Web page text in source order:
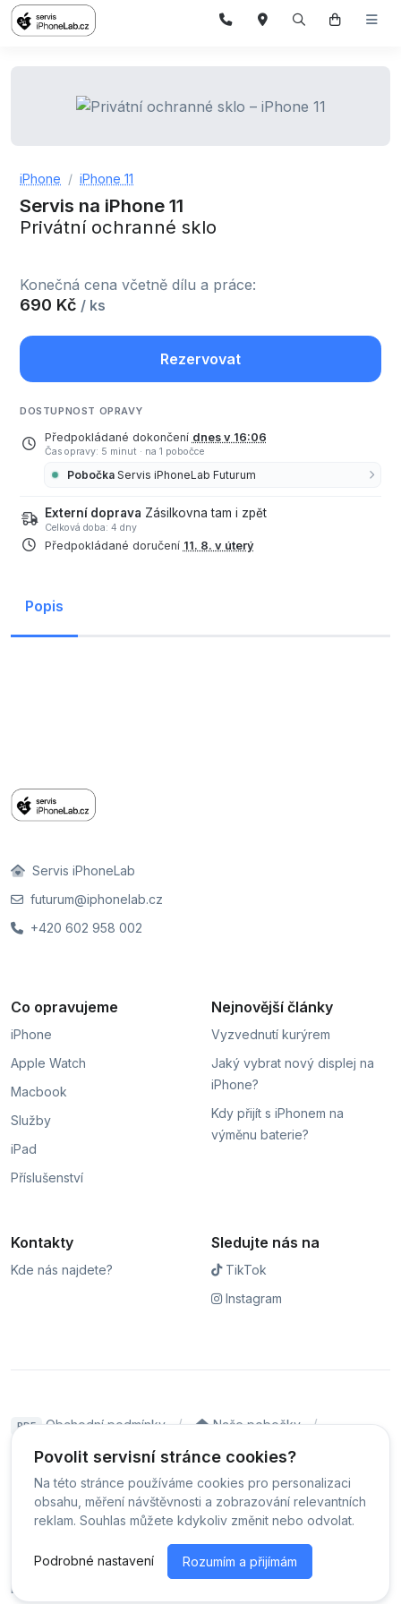
iPhone iPhone 11
Servis na iPhone 11
Privátní ochranné sklo
Konečná cena včetně dílu a práce:
690 Kč / ks
Rezervovat
DOSTUPNOST OPRAVY
Předpokládané dokončení dnes v 16:06
Čas opravy: 5 minut · na 1 pobočce
Pobočka Servis iPhoneLab Futurum
Externí doprava Zásilkovna tam i zpět
Celková doba: 4 dny
Předpokládané doručení 11. 8. v úterý
Popis
Povolit servisní stránce cookies?
Na této stránce používáme cookies pro personalizaci
obsahu, měření návštěvnosti a zobrazování relevantních
reklam. Souhlas můžete kdykoliv změnit nebo odvolat.
Podrobné nastavení Rozumím a přijímám
Servis iPhoneLab
futurum@iphonelab.cz
+420 602 958 002
Co opravujeme
iPhone
Apple Watch
Macbook
Služby
iPad
Příslušenství
Nejnovější články
Vyzvednutí kurýrem
Jaký vybrat nový displej na
iPhone?
Kdy přijít s iPhonem na
výměnu baterie?
Kontakty
Kde nás najdete?
Sledujte nás na
TikTok
Instagram
PDF Obchodní podmínky
Naše pobočky
Hodnocení
Sledování stavu zakázky
Čeština
© Servis iPhoneLab - 2026 - Všechna práva vyhrazena.
Změnit preference cookies
Běžíme na